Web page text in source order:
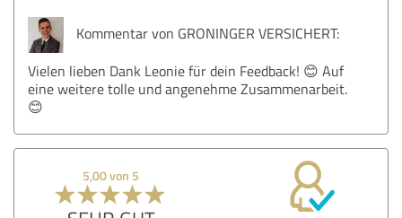
Kommentar von GRONINGER VERSICHERT:
Vielen lieben Dank Leonie für dein Feedback! 😊 Auf
eine weitere tolle und angenehme Zusammenarbeit.
😊
5,00 von 5